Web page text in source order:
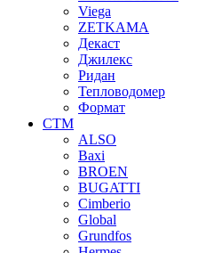
Viega
ZETKAMA
Декаст
Джилекс
Ридан
Тепловодомер
Формат
СТМ
ALSO
Baxi
BROEN
BUGATTI
Cimberio
Global
Grundfos